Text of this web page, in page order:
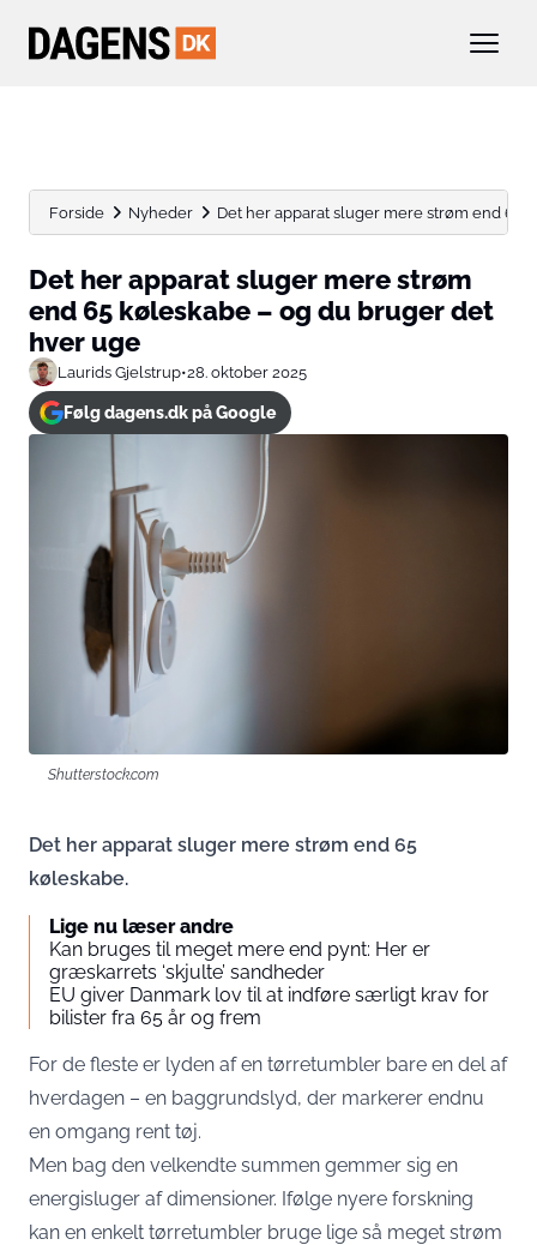
Forside Nyheder Det her apparat sluger mere strøm end 65
Det her apparat sluger mere strøm
end 65 køleskabe – og du bruger det
hver uge
Laurids Gjelstrup•28. oktober 2025
Følg dagens.dk på Google
Shutterstock.com
Det her apparat sluger mere strøm end 65
køleskabe.
Lige nu læser andre
Kan bruges til meget mere end pynt: Her er
græskarrets ‘skjulte’ sandheder
EU giver Danmark lov til at indføre særligt krav for
bilister fra 65 år og frem
For de fleste er lyden af en tørretumbler bare en del af
hverdagen – en baggrundslyd, der markerer endnu
en omgang rent tøj.
Men bag den velkendte summen gemmer sig en
energisluger af dimensioner. Ifølge nyere forskning
kan en enkelt tørretumbler bruge lige så meget strøm